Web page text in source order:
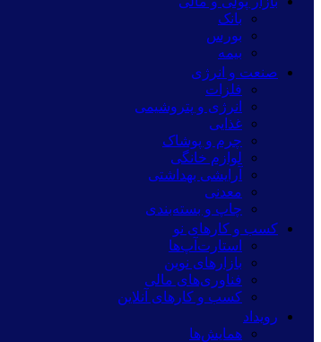
بانک
بورس
بیمه
صنعت و انرژی
فلزات
انرژی و پتروشیمی
غذایی
چرم و پوشاک
لوازم خانگی
آرایشی بهداشتی
معدنی
چاپ و بسته‌بندی
کسب و کارهای نو
استارت‌آپ‌ها
بازارهای نوین
فناوری‌های مالی
کسب و کارهای آنلاین
رویداد
همایش‌ها